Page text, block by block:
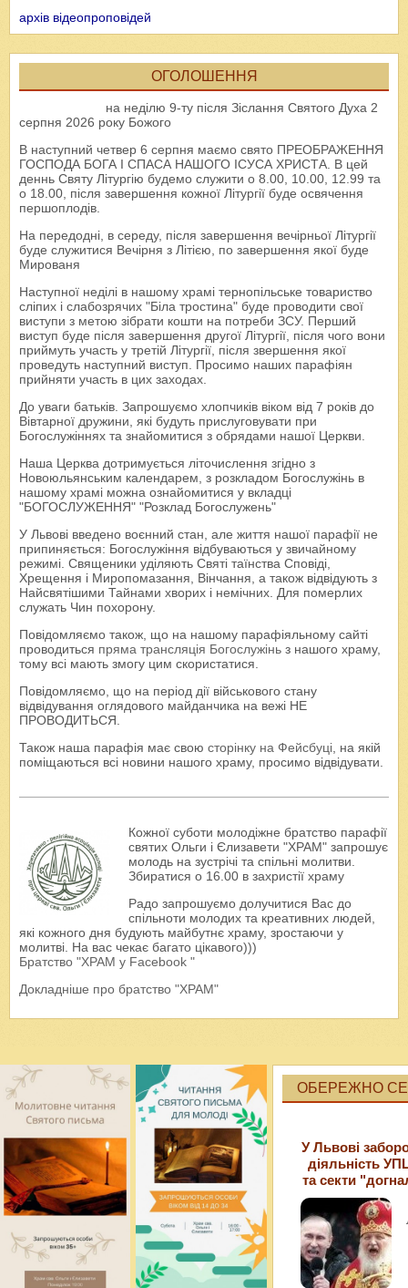
архів відеопроповідей
ОГОЛОШЕННЯ
на неділю 9-ту після Зіслання Святого Духа 2
серпня 2026 року Божого
В наступний четвер 6 серпня маємо свято ПРЕОБРАЖЕННЯ
ГОСПОДА БОГА І СПАСА НАШОГО ІСУСА ХРИСТА. В цей
деннь Святу Літургію будемо служити о 8.00, 10.00, 12.99 та
о 18.00, після завершення кожної Літургії буде освячення
першоплодів.
На передодні, в середу, після завершення вечірньої Літургії
буде служитися Вечірня з Літією, по завершення якої буде
Мированя
Наступної неділі в нашому храмі тернопільське товариство
сліпих і слабозрячих "Біла тростина" буде проводити свої
виступи з метою зібрати кошти на потреби ЗСУ. Перший
виступ буде після завершення другої Літургії, після чого вони
приймуть участь у третій Літургії, після звершення якої
проведуть наступний виступ. Просимо наших парафіян
прийняти участь в цих заходах.
До уваги батьків. Запрошуємо хлопчиків віком від 7 років до
Вівтарної дружини, які будуть прислуговувати при
Богослужіннях та знайомитися з обрядами нашої Церкви.
Наша Церква дотримується літочислення згідно з
Новоюльянським календарем, з розкладом Богослужінь в
нашому храмі можна ознайомитися у вкладці
"БОГОСЛУЖЕННЯ" "Розклад Богослужень"
У Львові введено воєнний стан, але життя нашої парафії не
припиняється: Богослужіння відбуваються у звичайному
режимі. Священики уділяють Святі таїнства Сповіді,
Хрещення і Миропомазання, Вінчання, а також відвідують з
Найсвятішими Тайнами хворих і немічних. Для померлих
служать Чин похорону.
Повідомляємо також, що на нашому парафіяльному сайті
проводиться пряма трансляція Богослужінь з нашого храму,
тому всі мають змогу цим скористатися.
Повідомляємо, що на період дії військового стану
відвідування оглядового майданчика на вежі НЕ
ПРОВОДИТЬСЯ.
Також наша парафія має свою сторінку на Фейсбуці, на якій
поміщаються всі новини нашого храму, просимо відвідувати.
Кожної суботи молодіжне братство парафії
святих Ольги і Єлизавети "ХРАМ" запрошує
молодь на зустрічі та спільні молитви.
Збиратися о 16.00 в захристії храму
Радо запрошуємо долучитися Вас до
спільноти молодих та креативних людей,
які кожного дня будують майбутнє храму, зростаючи у
молитві. На вас чекає багато цікавого)))
Братство "ХРАМ у Facebook "
Докладніше про братство "ХРАМ"
ОБЕРЕЖНО
У Львові
діяльність
та секти